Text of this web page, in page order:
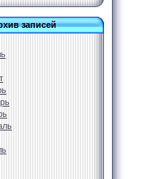
записей